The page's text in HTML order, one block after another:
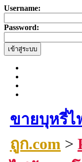
Username:
Password:
ขายบุหรี่ไ
ถูก.com>